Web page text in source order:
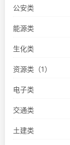
公安类
能源类
生化类
资源类（1）
电子类
交通类
土建类